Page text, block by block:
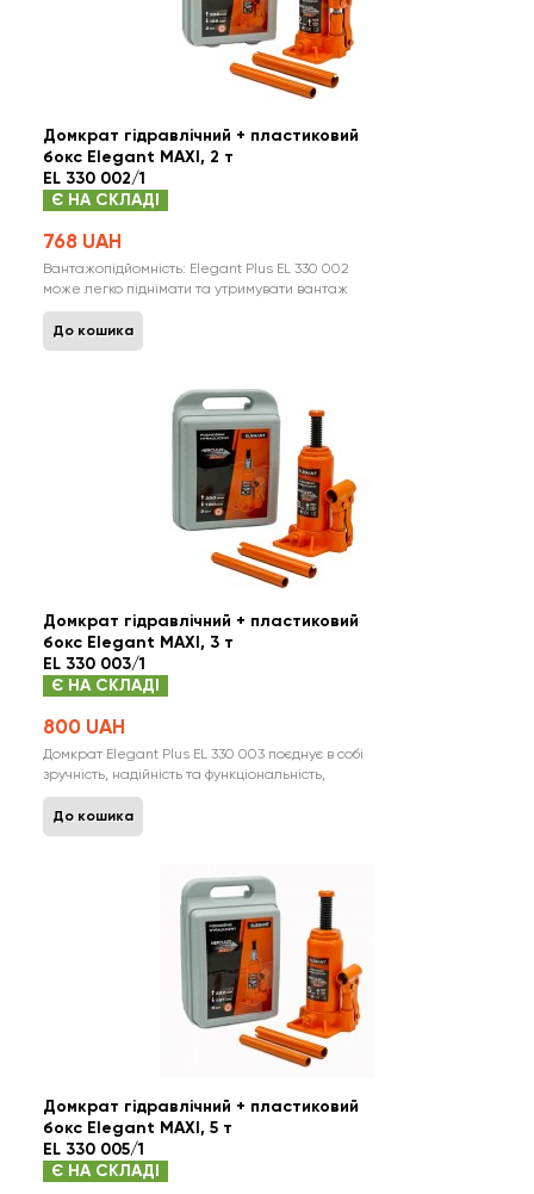
Домкрат гідравлічний + пластиковий
бокс Elegant MAXI, 2 т
EL 330 002/1
Є НА СКЛАДІ
768 UAH
Вантажопідйомність: Elegant Plus EL 330 002
може легко піднімати та утримувати вантаж
масою до 2 тон, що дає вам великий простір
для проведення різних видів робіт. Робочий
діапазон висот: З найменшою висотою підйому
мм, цей гідравлічний домкрат забезпеч..
До кошика
Домкрат гідравлічний + пластиковий
бокс Elegant MAXI, 3 т
EL 330 003/1
Є НА СКЛАДІ
800 UAH
Домкрат Elegant Plus EL 330 003 поєднує в собі
зручність, надійність та функціональність,
створюючи ідеальний інструмент для вашого
гаражу чи автосервісу. Головні переваги:
Велика вантажопідйомність: Elegant Plus EL
тонн, надаючи вам відмінну можливі..
До кошика
Домкрат гідравлічний + пластиковий
бокс Elegant MAXI, 5 т
EL 330 005/1
Є НА СКЛАДІ